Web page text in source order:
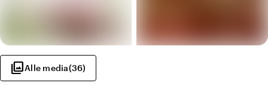
photo_libraryAlle media(36)